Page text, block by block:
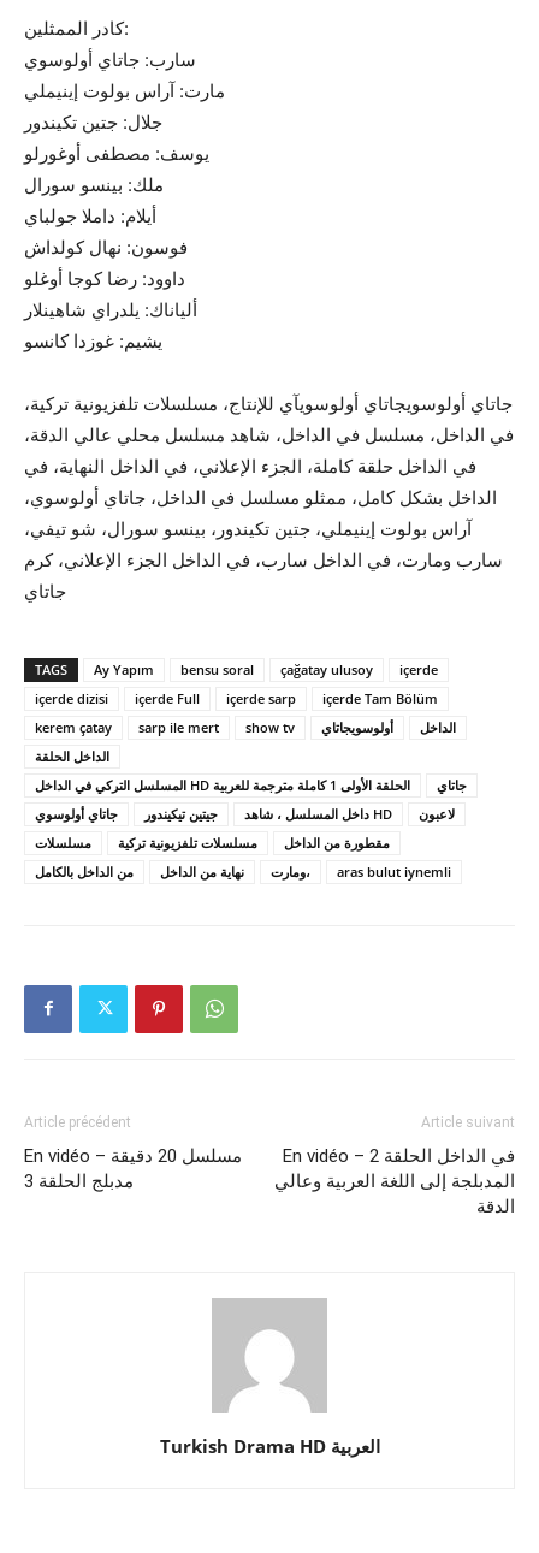
كادر الممثلين:
سارب: جاتاي أولوسوي
مارت: آراس بولوت إينيملي
جلال: جتين تكيندور
يوسف: مصطفى أوغورلو
ملك: بينسو سورال
أيلام: داملا جولباي
فوسون: نهال كولداش
داوود: رضا كوجا أوغلو
ألياناك: يلدراي شاهينلار
يشيم: غوزدا كانسو
جاتاي أولوسويجاتاي أولوسويآي للإنتاج، مسلسلات تلفزيونية تركية،
في الداخل، مسلسل في الداخل، شاهد مسلسل محلي عالي الدقة،
في الداخل حلقة كاملة، الجزء الإعلاني، في الداخل النهاية، في
الداخل بشكل كامل، ممثلو مسلسل في الداخل، جاتاي أولوسوي،
آراس بولوت إينيملي، جتين تكيندور، بينسو سورال، شو تيفي،
سارب ومارت، في الداخل سارب، في الداخل الجزء الإعلاني، كرم
جاتاي
TAGS Ay Yapım bensu soral çağatay ulusoy
içerde
içerde dizisi
içerde Full içerde sarp
içerde Tam Bölüm
kerem çatay
sarp ile mert show tv أولوسويجاتاي
الداخل
الداخل الحلقة
المسلسل التركي في الداخل HD الحلقة الأولى 1 كاملة مترجمة للعربية
جاتاي
جاتاي أولوسوي
جيتين تيكيندور داخل المسلسل ، شاهد HD
لاعبون
مسلسلات
مسلسلات تلفزيونية تركية
مقطورة من الداخل
من الداخل بالكامل
نهاية من الداخل ومارت، ‬aras bulut iynemli
Article précédent
En vidéo – مسلسل 20 دقيقة
مدبلج الحلقة 3
Article suivant
En vidéo – في الداخل الحلقة 2
المدبلجة إلى اللغة العربية وعالي
الدقة
Turkish Drama HD العربية